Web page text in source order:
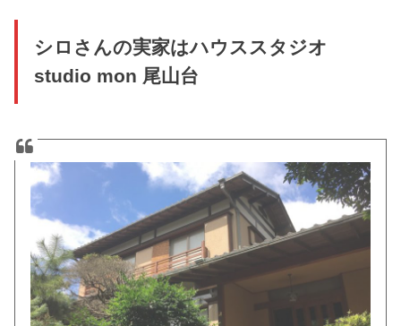
シロさんの実家はハウススタジオ
studio mon 尾山台